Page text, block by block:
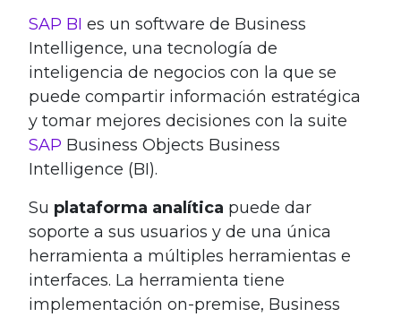
SAP BI es un software de Business
Intelligence, una tecnología de
inteligencia de negocios con la que se
puede compartir información estratégica
y tomar mejores decisiones con la suite
SAP Business Objects Business
Intelligence (BI).
Su plataforma analítica puede dar
soporte a sus usuarios y de una única
herramienta a múltiples herramientas e
interfaces. La herramienta tiene
implementación on-premise, Business